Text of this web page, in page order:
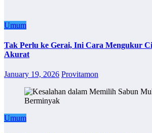
Umum
Tak Perlu ke Gerai, Ini Cara Mengukur
Akurat
January 19, 2026 Provitamon
Umum